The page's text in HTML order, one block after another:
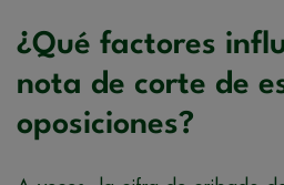
¿Qué factores
nota de corte de
oposiciones?